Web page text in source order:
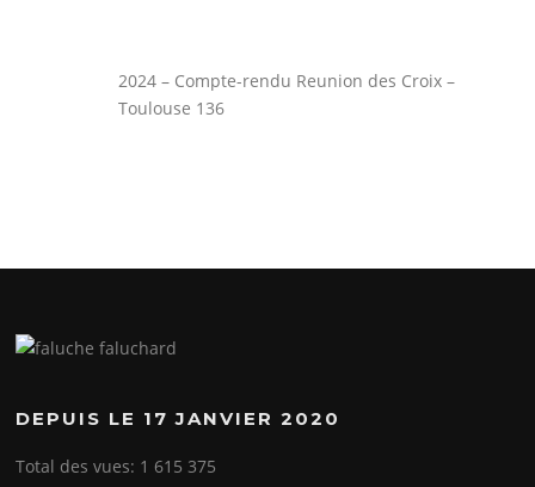
2024 – Compte-rendu Reunion des Croix –
Toulouse 136
DEPUIS LE 17 JANVIER 2020
Total des vues: 1 615 375